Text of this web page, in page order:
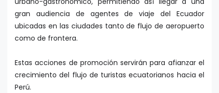
gran audiencia de agentes de viaje del Ecuador
ubicadas en las ciudades tanto de flujo de aeropuerto
como de frontera.
Estas acciones de promoción servirán para afianzar el
crecimiento del flujo de turistas ecuatorianos hacia el
Perú.